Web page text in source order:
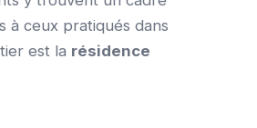
à ceux pratiqués dans
est la résidence